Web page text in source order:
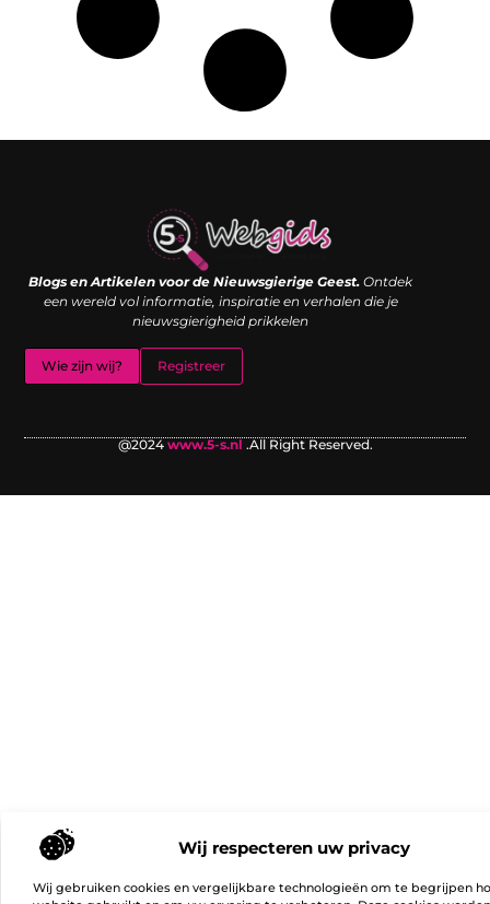
Wij respecteren uw privacy
Wij gebruiken cookies en vergelijkbare technologieën om te begrijpen
Blogs en Artikelen voor de Nieuwsgierige Geest. Ontdek
een wereld vol informatie, inspiratie en verhalen die je
nieuwsgierigheid prikkelen
Wie zijn wij? Registreer
@2024 www.5-s.nl .All Right Reserved.